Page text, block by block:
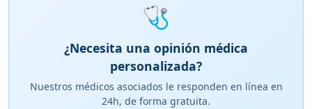
🩺
¿Necesita una opinión médica
personalizada?
Nuestros médicos asociados le responden en línea en
24h, de forma gratuita.